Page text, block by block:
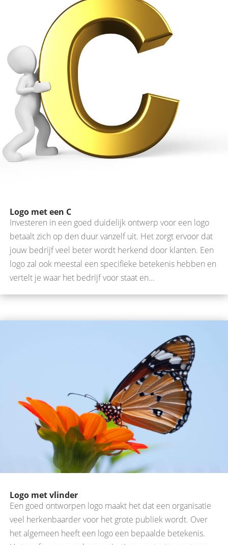
Logo met een C
Investeren in een goed duidelijk ontwerp voor een logo
betaalt zich op den duur vanzelf uit. Het zorgt ervoor dat
jouw bedrijf veel beter wordt herkend door klanten. Een
logo zal ook meestal een specifieke betekenis hebben en
vertelt je waar het bedrijf voor staat en...
Logo met vlinder
Een goed ontworpen logo maakt het dat een organisatie
veel herkenbaarder voor het grote publiek wordt. Over
het algemeen heeft een logo een bepaalde betekenis.